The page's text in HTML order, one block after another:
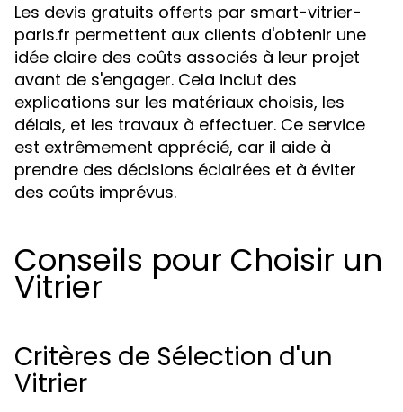
Les devis gratuits offerts par smart-vitrier-
paris.fr permettent aux clients d'obtenir une
idée claire des coûts associés à leur projet
avant de s'engager. Cela inclut des
explications sur les matériaux choisis, les
délais, et les travaux à effectuer. Ce service
est extrêmement apprécié, car il aide à
prendre des décisions éclairées et à éviter
des coûts imprévus.
Conseils pour Choisir un
Vitrier
Critères de Sélection d'un
Vitrier